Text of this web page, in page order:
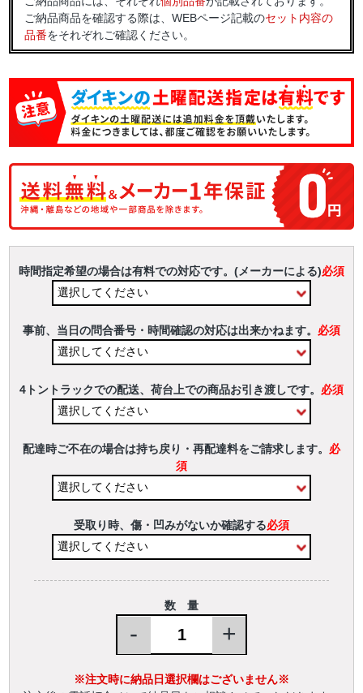
ご納品商品を確認する際は、WEBページ記載のセット内容の
品番をそれぞれご確認ください。
時間指定希望の場合は有料での対応です。(メーカーによる)必須
事前、当日の問合番号・時間確認の対応は出来かねます。 必須
4トントラックでの配送、荷台上での商品お引き渡しです。 必須
配達時ご不在の場合は持ち戻り・再配達料をご請求します。 必
須
受取り時、傷・凹みがないか確認する必須
数 量
- +
※注文時に納品日選択欄はございません※